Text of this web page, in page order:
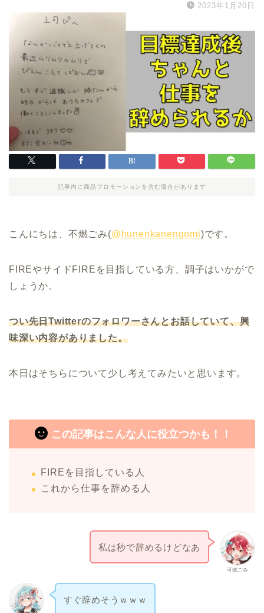
2023年1月20日
記事内に商品プロモーションを含む場合があります
こんにちは、不燃ごみ(@hunenkanengomi)です。
FIREやサイドFIREを目指している方、調子はいかがで
しょうか。
つい先日Twitterのフォロワーさんとお話していて、興
味深い内容がありました。
本日はそちらについて少し考えてみたいと思います。
この記事はこんな人に役立つかも！！
FIREを目指している人
これから仕事を辞める人
可燃ごみ
私は秒で辞めるけどなあ
すぐ辞めそうｗｗｗ